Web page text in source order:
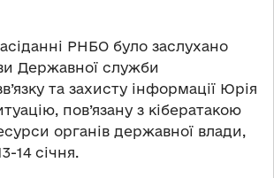
РНБО було заслухано
Державної служби
та захисту інформації Юрія
пов’язану з кібератакою
органів державної влади,
14 січня.